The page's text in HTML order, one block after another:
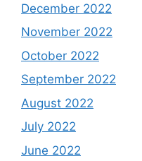
December 2022
November 2022
October 2022
September 2022
August 2022
July 2022
June 2022